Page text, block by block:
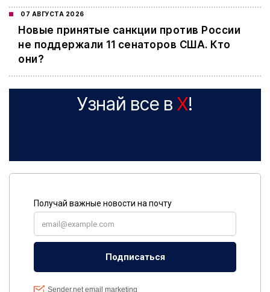
07 АВГУСТА 2026
Новые принятые санкции против России
не поддержали 11 сенаторов США. Кто
они?
Узнай все в X!